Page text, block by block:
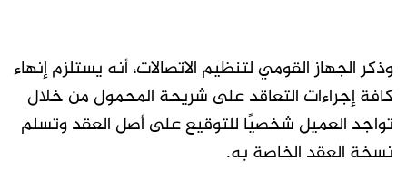
وذكر الجهاز القومي لتنظيم الاتصالات، أنه يستلزم إنهاء
كافة إجراءات التعاقد على شريحة المحمول من خلال
تواجد العميل شخصيًا للتوقيع على أصل العقد وتسلم
نسخة العقد الخاصة به.